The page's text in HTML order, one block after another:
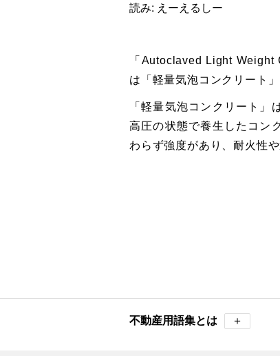
読み: えーえるしー
「Autoclaved Light
は「軽量気泡コンクリート」
「軽量気泡コンクリート」
高圧の状態で養生したコン
わらず強度があり、耐火性
不動産用語集とは ＋